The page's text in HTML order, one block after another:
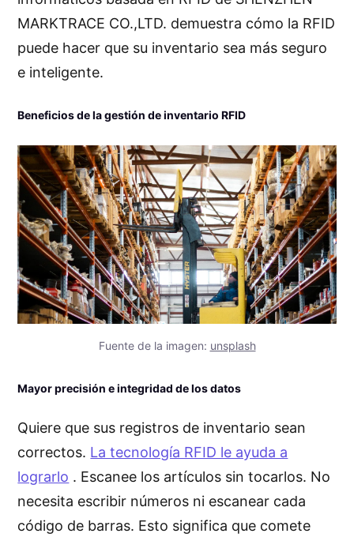
MARKTRACE CO.,LTD. demuestra cómo la RFID
puede hacer que su inventario sea más seguro
e inteligente.
Beneficios de la gestión de inventario RFID
Fuente de la imagen: unsplash
Mayor precisión e integridad de los datos
Quiere que sus registros de inventario sean
correctos. La tecnología RFID le ayuda a
lograrlo . Escanee los artículos sin tocarlos. No
necesita escribir números ni escanear cada
código de barras. Esto significa que comete